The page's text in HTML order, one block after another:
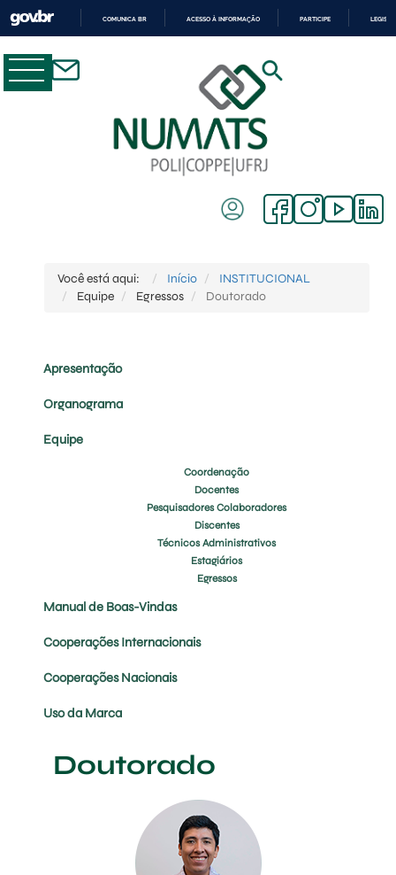
CONTEÚDO
COMUNICA BR ACESSO À INFORMAÇÃO PARTICIPE
Você está aqui: Início
INSTITUCIONAL
Equipe
Egressos Doutorado
Apresentação
Organograma
Equipe
Coordenação
Docentes
Pesquisadores Colaboradores
Discentes
Técnicos Administrativos
Estagiários
Egressos
Manual de Boas-Vindas
Cooperações Internacionais
Cooperações Nacionais
Uso da Marca
Doutorado